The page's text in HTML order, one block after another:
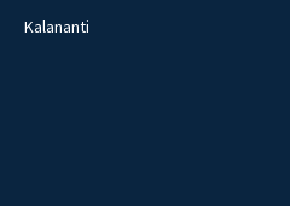
Kalananti